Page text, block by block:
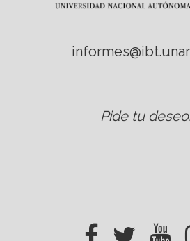
Pide tu deseo.